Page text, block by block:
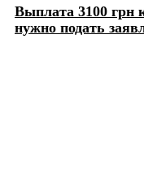
Выплата 3100 грн
нужно подать